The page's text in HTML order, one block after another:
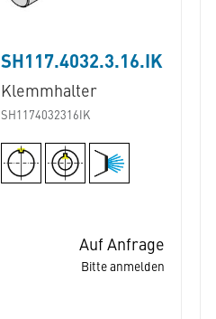
SH117.4032.3.16.IK
Klemmhalter
SH1174032316IK
Auf Anfrage
Bitte anmelden